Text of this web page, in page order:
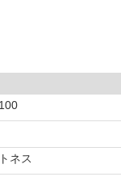
ネス